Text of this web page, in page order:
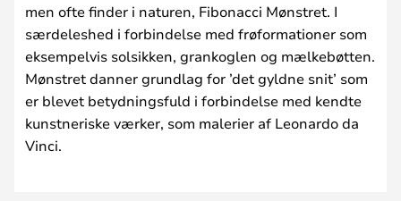
men ofte finder i naturen, Fibonacci Mønstret. I
særdeleshed i forbindelse med frøformationer som
eksempelvis solsikken, grankoglen og mælkebøtten.
Mønstret danner grundlag for ’det gyldne snit’ som
er blevet betydningsfuld i forbindelse med kendte
kunstneriske værker, som malerier af Leonardo da
Vinci.